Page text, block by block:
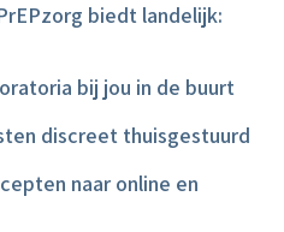
biedt landelijk:
bij jou in de buurt
discreet thuisgestuurd
naar online en